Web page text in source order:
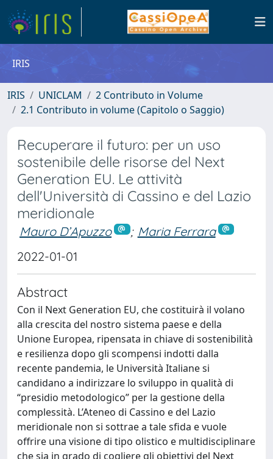
IRIS
IRIS UNICLAM
2 Contributo in Volume
2.1 Contributo in volume (Capitolo o Saggio)
Recuperare il futuro: per un uso
sostenibile delle risorse del Next
Generation EU. Le attività
dell'Università di Cassino e del Lazio
meridionale
Mauro D’Apuzzo ; Maria Ferrara
2022-01-01
Abstract
Con il Next Generation EU, che costituirà il volano
alla crescita del nostro sistema paese e della
Unione Europea, ripensata in chiave di sostenibilità
e resilienza dopo gli scompensi indotti dalla
recente pandemia, le Università Italiane si
candidano a indirizzare lo sviluppo in qualità di
“presidio metodologico” per la gestione della
complessità. L’Ateneo di Cassino e del Lazio
meridionale non si sottrae a tale sfida e vuole
offrire una visione di tipo olistico e multidisciplinare
che sia in grado di cogliere gli obiettivi del Next